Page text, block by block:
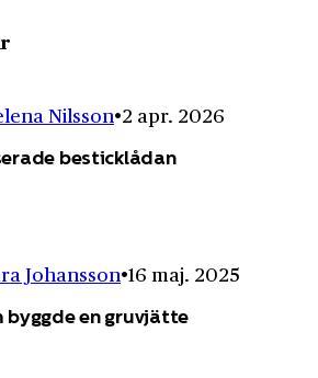
Nilsson 2 apr. 2026
besticklådan
Johansson 16 maj. 2025
byggde en gruvjätte